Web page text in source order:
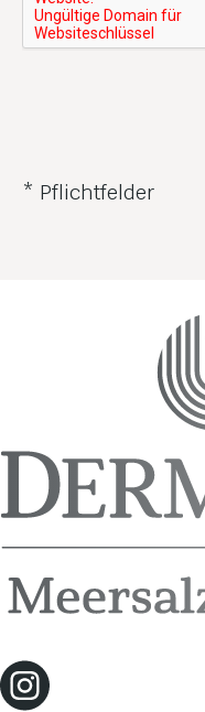
* Pflichtfelder